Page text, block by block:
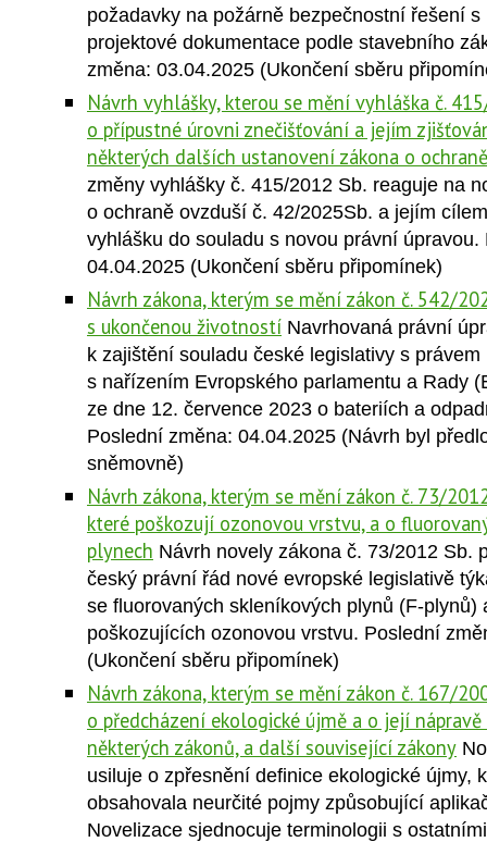
požadavky na požárně bezpečnostní řešení s
projektové dokumentace podle stavebního
změna: 03.04.2025 (Ukončení sběru
Návrh vyhlášky, kterou se mění vyhláška č.
o přípustné úrovni znečišťování a jejím
některých dalších ustanovení zákona o
změny vyhlášky č. 415/2012 Sb. reaguje na
o ochraně ovzduší č. 42/2025Sb. a jejím
vyhlášku do souladu s novou právní
04.04.2025 (Ukončení sběru připomínek)
Návrh zákona, kterým se mění zákon č. 542/
s ukončenou životností Navrhovaná právní
k zajištění souladu české legislativy s
s nařízením Evropského parlamentu a Rady
ze dne 12. července 2023 o bateriích a
Poslední změna: 04.04.2025 (Návrh byl
sněmovně)
Návrh zákona, kterým se mění zákon č. 73/
které poškozují ozonovou vrstvu, a o
plynech Návrh novely zákona č. 73/2012 Sb.
český právní řád nové evropské legislativě
se fluorovaných skleníkových plynů (F-plynů)
poškozujících ozonovou vrstvu. Poslední
(Ukončení sběru připomínek)
Návrh zákona, kterým se mění zákon č. 167/
o předcházení ekologické újmě a o její
některých zákonů, a další související zákony
usiluje o zpřesnění definice ekologické újmy,
obsahovala neurčité pojmy způsobující
Novelizace sjednocuje terminologii s